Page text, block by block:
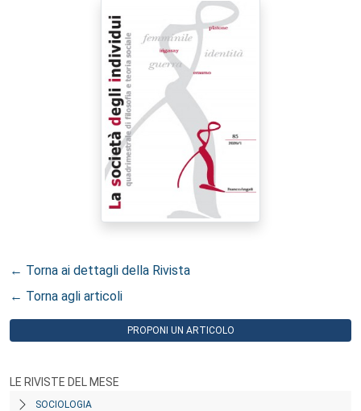
← Torna ai dettagli della Rivista
← Torna agli articoli
PROPONI UN ARTICOLO
LE RIVISTE DEL MESE
SOCIOLOGIA